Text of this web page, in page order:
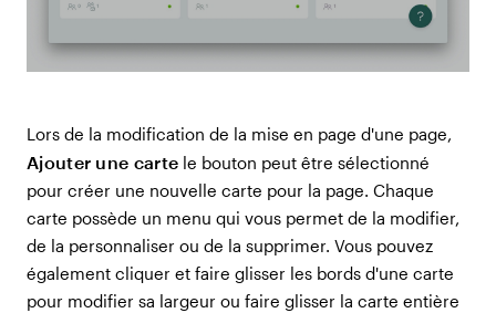
Lors de la modification de la mise en page d'une page,
Ajouter une carte le bouton peut être sélectionné
pour créer une nouvelle carte pour la page. Chaque
carte possède un menu qui vous permet de la modifier,
de la personnaliser ou de la supprimer. Vous pouvez
également cliquer et faire glisser les bords d'une carte
pour modifier sa largeur ou faire glisser la carte entière